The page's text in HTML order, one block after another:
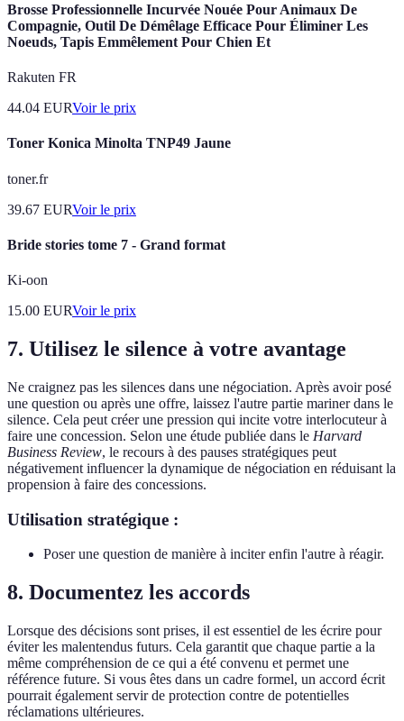
Brosse Professionnelle Incurvée Nouée Pour Animaux De
Compagnie, Outil De Démêlage Efficace Pour Éliminer Les
Noeuds, Tapis Emmêlement Pour Chien Et
Rakuten FR
44.04 EURVoir le prix
Toner Konica Minolta TNP49 Jaune
toner.fr
39.67 EURVoir le prix
Bride stories tome 7 - Grand format
Ki-oon
15.00 EURVoir le prix
7. Utilisez le silence à votre avantage
Ne craignez pas les silences dans une négociation. Après avoir posé
une question ou après une offre, laissez l'autre partie mariner dans le
silence. Cela peut créer une pression qui incite votre interlocuteur à
faire une concession. Selon une étude publiée dans le Harvard
Business Review, le recours à des pauses stratégiques peut
négativement influencer la dynamique de négociation en réduisant la
propension à faire des concessions.
Utilisation stratégique :
Poser une question de manière à inciter enfin l'autre à réagir.
8. Documentez les accords
Lorsque des décisions sont prises, il est essentiel de les écrire pour
éviter les malentendus futurs. Cela garantit que chaque partie a la
même compréhension de ce qui a été convenu et permet une
référence future. Si vous êtes dans un cadre formel, un accord écrit
pourrait également servir de protection contre de potentielles
réclamations ultérieures.